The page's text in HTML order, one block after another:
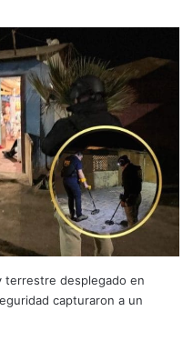
terrestre desplegado en
capturaron a un